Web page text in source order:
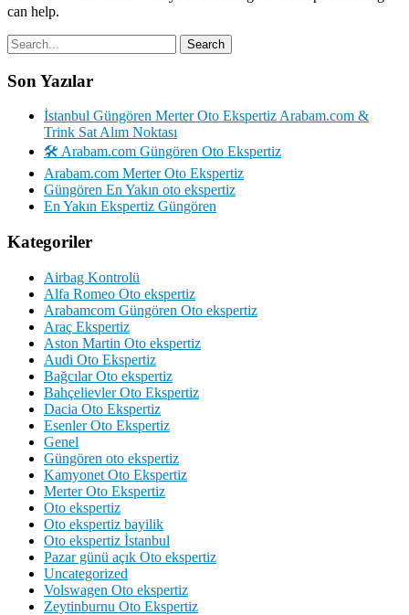
can help.
Son Yazılar
İstanbul Güngören Merter Oto Ekspertiz Arabam.com &
Trink Sat Alım Noktası
🛠️ Arabam.com Güngören Oto Ekspertiz
Arabam.com Merter Oto Ekspertiz
Güngören En Yakın oto ekspertiz
En Yakın Ekspertiz Güngören
Kategoriler
Airbag Kontrolü
Alfa Romeo Oto ekspertiz
Arabamcom Güngören Oto ekspertiz
Araç Ekspertiz
Aston Martin Oto ekspertiz
Audi Oto Ekspertiz
Bağcılar Oto ekspertiz
Bahçelievler Oto Ekspertiz
Dacia Oto Ekspertiz
Esenler Oto Ekspertiz
Genel
Güngören oto ekspertiz
Kamyonet Oto Ekspertiz
Merter Oto Ekspertiz
Oto ekspertiz
Oto ekspertiz bayilik
Oto ekspertiz İstanbul
Pazar günü açık Oto ekspertiz
Uncategorized
Volswagen Oto ekspertiz
Zeytinburnu Oto Ekspertiz